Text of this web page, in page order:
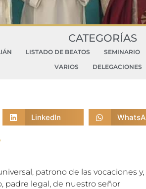
CATEGORÍAS
LISTADO DE BEATOS SEMINARIO
VARIOS
DELEGACIONES
LinkedIn
patrono de las vocaciones y,
padre legal, de nuestro señor